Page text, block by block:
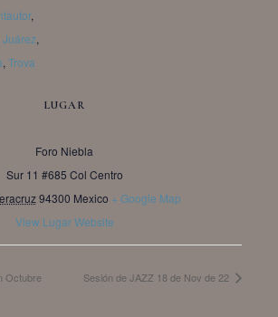
,
Juárez,
, Trova
LUGAR
Foro Niebla
Sur 11 #685 Col Centro
94300 Mexico + Google Map
View Lugar Website
Octubre Sesión de JAZZ 18 de Nov de 22